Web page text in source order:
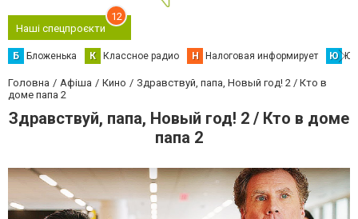
Наші спецпроєкти
12
Б Бложенька К Классное радио Н Налоговая информирует Ю
Головна Афіша Кино
Здравствуй, папа, Новый год! 2 / Кто в
доме папа 2
Здравствуй, папа, Новый год! 2 / Кто в доме
папа 2